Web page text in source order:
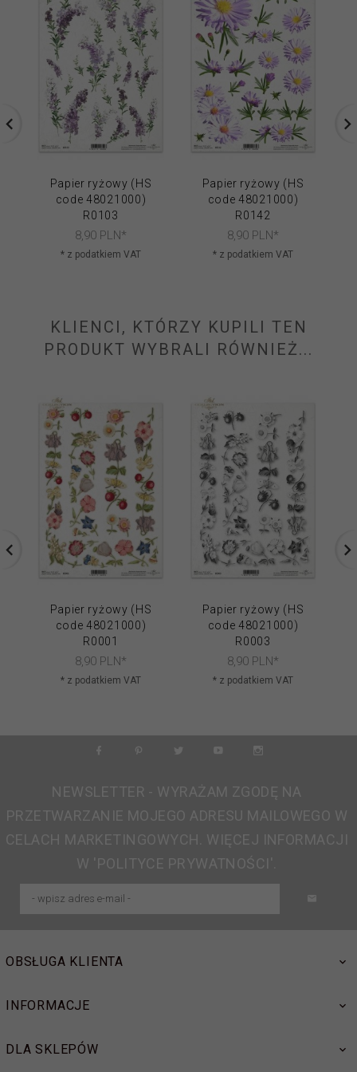
Papier ryżowy (HS
code 48021000)
R0103
8,90 PLN*
* z podatkiem VAT
Papier ryżowy (HS
code 48021000)
R0142
8,90 PLN*
* z podatkiem VAT
KLIENCI, KTÓRZY KUPILI TEN
PRODUKT WYBRALI RÓWNIEŻ...
Papier ryżowy (HS
code 48021000)
R0001
8,90 PLN*
* z podatkiem VAT
Papier ryżowy (HS
code 48021000)
R0003
8,90 PLN*
* z podatkiem VAT
NEWSLETTER - WYRAŻAM ZGODĘ NA
PRZETWARZANIE MOJEGO ADRESU MAILOWEGO W
CELACH MARKETINGOWYCH. WIĘCEJ INFORMACJI
W 'POLITYCE PRYWATNOŚCI'.
OBSŁUGA KLIENTA
INFORMACJE
DLA SKLEPÓW